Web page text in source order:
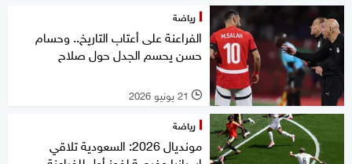
رياضة
الفراعنة على أعتاب التاريخ.. وحسام
حسن يحسم الجدل حول صلاح
l 21 يونيو 2026
رياضة
مونديال 2026: السعودية تلاقي